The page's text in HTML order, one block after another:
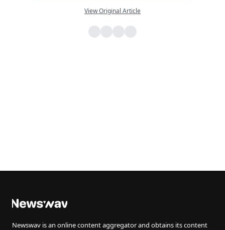
View Original Article
Newswav is an online content aggregator and obtains its content